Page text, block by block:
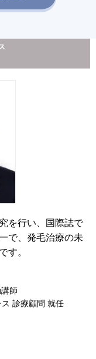
を行い、国際誌で
で、発毛治療の未
す。
師
診療顧問 就任